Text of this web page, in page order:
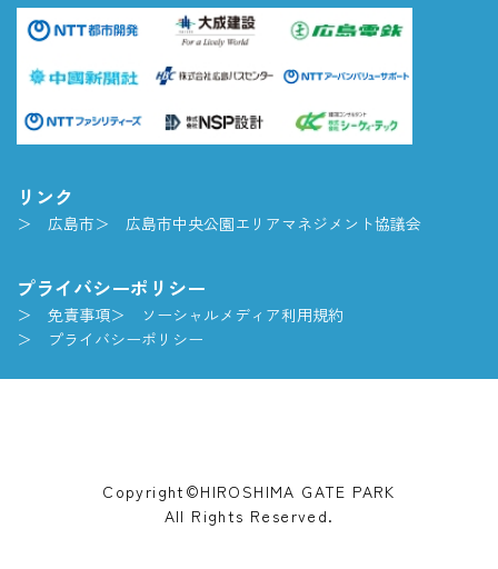
リンク
広島市 広島市中央公園エリアマネジメント協議会
プライバシーポリシー
免責事項
ソーシャルメディア利用規約
プライバシーポリシー
Copyright©HIROSHIMA GATE PARK
All Rights Reserved.